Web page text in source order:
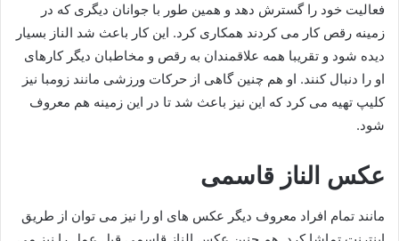
فعالیت خود را گسترش دهد و همین طور با جوانان دیگری که در
زمینه رقص کار می کردند همکاری کرد. این کار باعث شد الناز بسیار
دیده شود و تقریبا همه علاقمندان به رقص و مخاطبان دیگر کارهای
او را دنبال کنند. او هم چنین گاهی از حرکات ورزشی مانند زومبا نیز
کلیپ تهیه می کرد که این نیز باعث شد تا در این زمینه هم معروف
شود.
عکس الناز قاسمی
مانند تمام افراد معروف دیگر عکس های او‌ را نیز می توان از طریق